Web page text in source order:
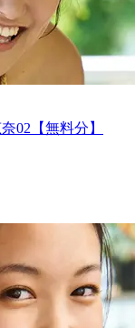
02【無料分】